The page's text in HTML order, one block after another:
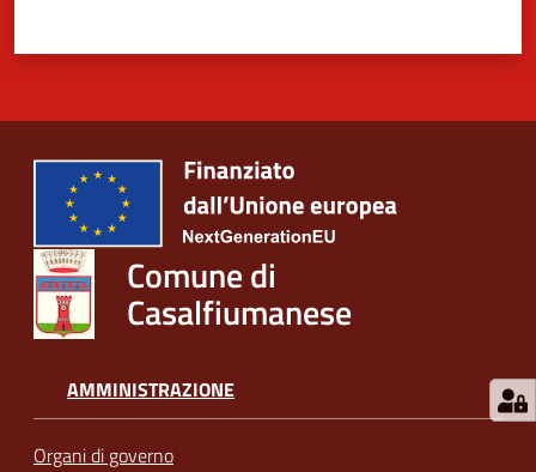
Comune di
Casalfiumanese
AMMINISTRAZIONE
Organi di governo